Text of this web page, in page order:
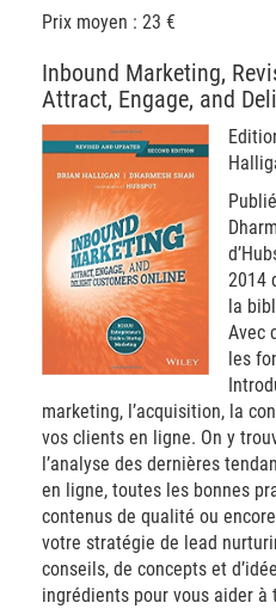
Prix moyen : 23 €
Inbound Marketing,
Attract, Engage, and
2014
la
Avec
les
marketing, l’acquisition, la
vos clients en ligne. On y
l’analyse des dernières
en ligne, toutes les bonnes
contenus de qualité ou
votre stratégie de lead
conseils, de concepts et
ingrédients pour vous aider